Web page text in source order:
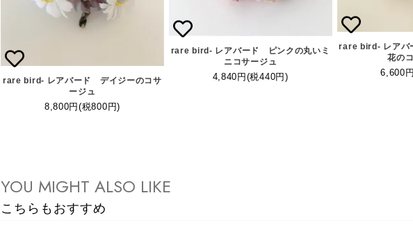
rare bird- レアバード デイジーのコサ
ージュ
8,800円(税800円)
rare bird- レアバード ピンクの丸いミ
ニコサージュ
4,840円(税440円)
rare bird- レアバ
花の
6,600
YOU MIGHT ALSO LIKE
こちらもおすすめ